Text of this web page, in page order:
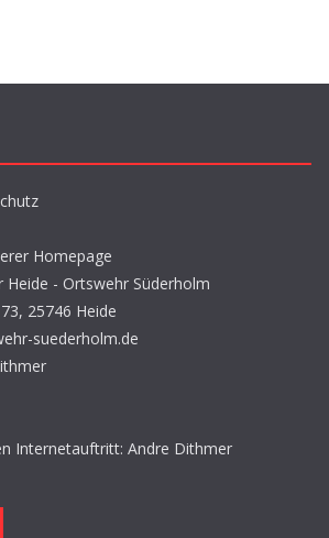
Homepage
Heide - Ortswehr Süderholm
25746 Heide
suederholm.de
Internetauftritt: Andre Dithmer